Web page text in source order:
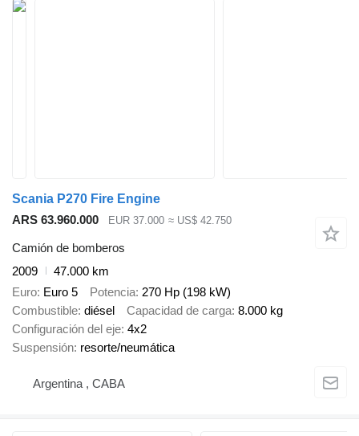
Scania P270 Fire Engine
ARS 63.960.000
EUR 37.000 ≈ US$ 42.750
Camión de bomberos
2009
47.000 km
Euro Euro 5 Potencia 270 Hp (198 kW)
Combustible diésel Capacidad de carga 8.000 kg
Configuración del eje 4x2
Suspensión resorte/neumática
Argentina , CABA